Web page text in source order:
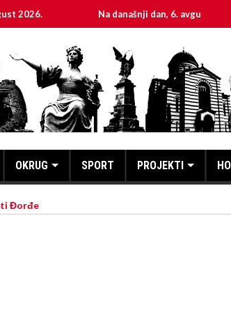
Na današnji dan, 6. avgust Sveta
OKRUG SPORT PROJEKTI
Đorđe